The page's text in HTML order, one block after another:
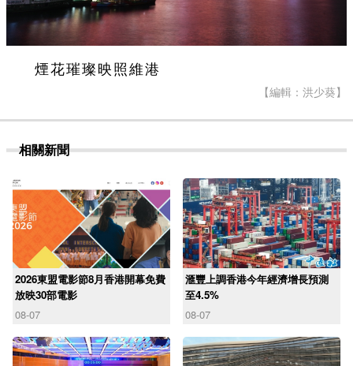
煙花璀璨映照維港
【編輯：洪少葵】
相關新聞
2026東盟電影節8月香港開幕免費
放映30部電影
08-07
滙豐上調香港今年經濟增長預測
至4.5%
08-07